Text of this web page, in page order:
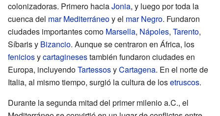
colonizadoras. Primero haciaJonia, y luego por toda la
cuenca del mar Mediterráneoy el mar Negro. Fundaron
ciudades importantes como Marsella, Nápoles, Tarento,
Síbaris y Bizancio. Aunque se centraron en África, los
feniciosycartaginesestambién fundaron ciudades en
Europa, incluyendoTartessosyCartagena. En el norte de
Italia, al mismo tiempo, surgió la cultura de losetruscos.
Durante la segunda mitad del primer milenio a.C., el